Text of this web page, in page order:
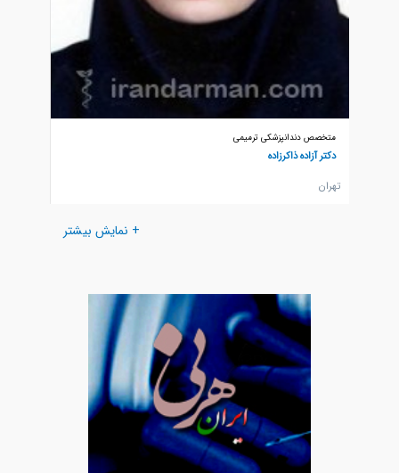
متخصص دندانپزشکی ترمیمی
دکتر آزاده ذاکرزاده
تهران
+ نمایش بیشتر